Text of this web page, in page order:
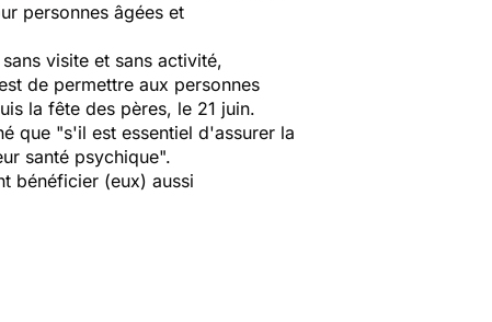
personnes âgées et
visite et sans activité,
de permettre aux personnes
la fête des pères, le 21 juin.
que "s'il est essentiel d'assurer la
santé psychique".
bénéficier (eux) aussi